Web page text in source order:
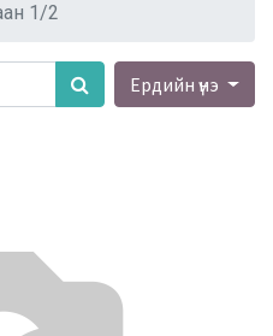
1/2
Ердийн үнэ